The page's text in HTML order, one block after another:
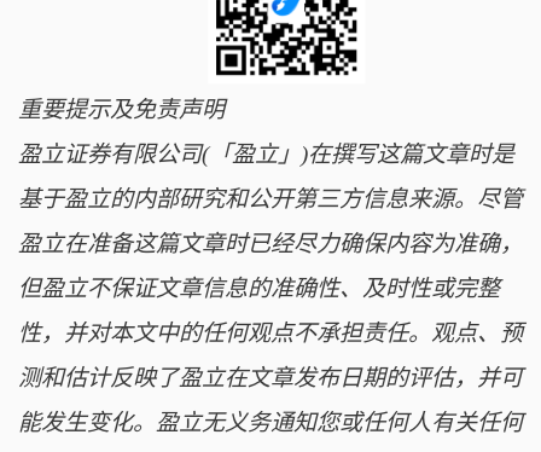
重要提示及免责声明
盈立证券有限公司(「盈立」)在撰写这篇文章时是
基于盈立的内部研究和公开第三方信息来源。尽管
盈立在准备这篇文章时已经尽力确保内容为准确，
但盈立不保证文章信息的准确性、及时性或完整
性，并对本文中的任何观点不承担责任。观点、预
测和估计反映了盈立在文章发布日期的评估，并可
能发生变化。盈立无义务通知您或任何人有关任何